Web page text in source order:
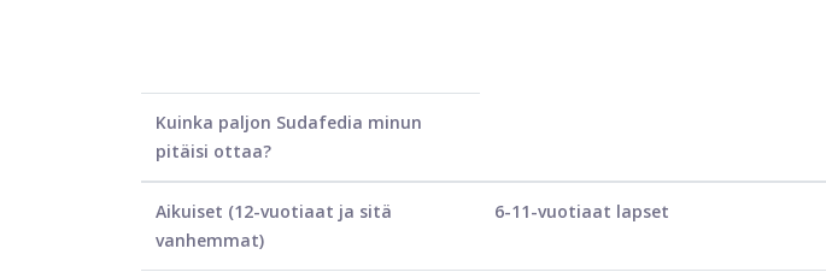
Kuinka paljon Sudafedia minun
pitäisi ottaa?
Aikuiset (12-vuotiaat ja sitä
vanhemmat)
6-11-vuotiaat lapset